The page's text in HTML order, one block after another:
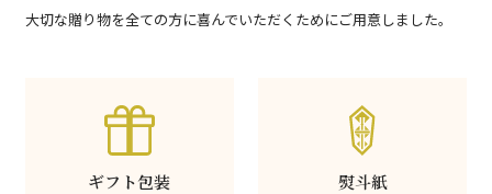
大切な贈り物を全ての方に喜んでいただくためにご用意しました。
ギフト包装 熨斗紙